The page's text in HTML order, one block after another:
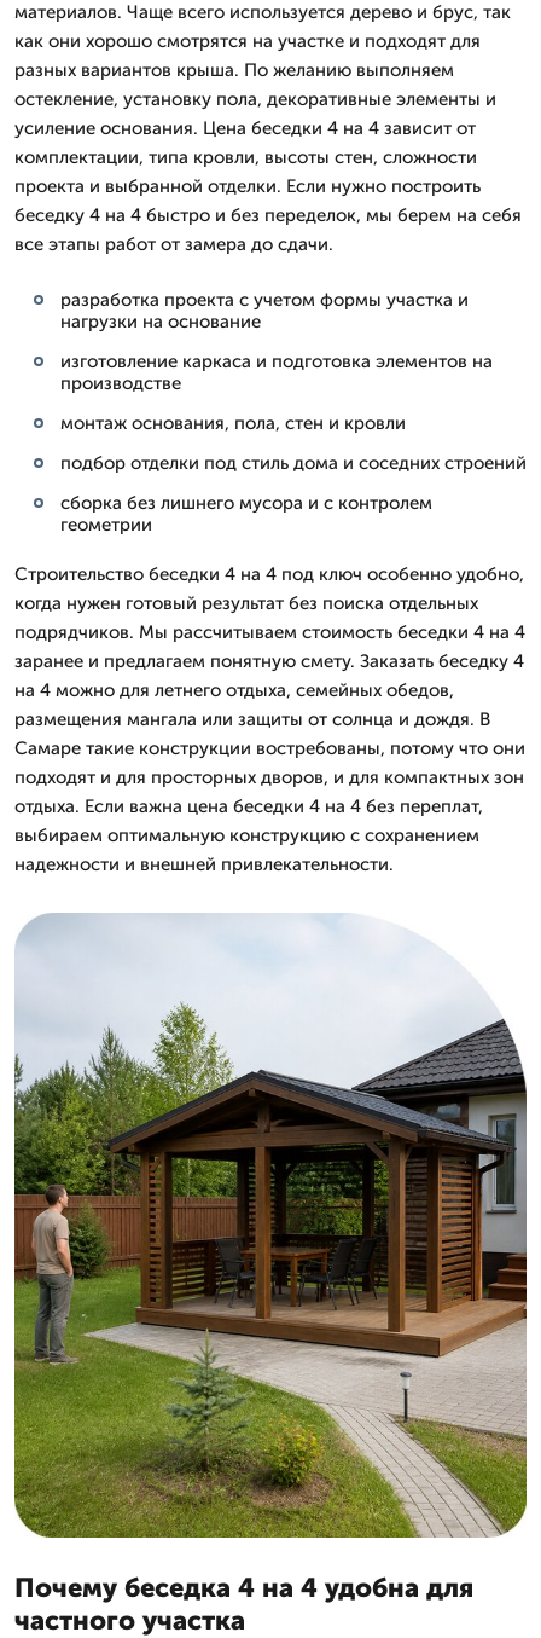
материалов. Чаще всего используется дерево и брус, так
как они хорошо смотрятся на участке и подходят для
разных вариантов крыша. По желанию выполняем
остекление, установку пола, декоративные элементы и
усиление основания. Цена беседки 4 на 4 зависит от
комплектации, типа кровли, высоты стен, сложности
проекта и выбранной отделки. Если нужно построить
беседку 4 на 4 быстро и без переделок, мы берем на себя
все этапы работ от замера до сдачи.
разработка проекта с учетом формы участка и
нагрузки на основание
изготовление каркаса и подготовка элементов на
производстве
монтаж основания, пола, стен и кровли
подбор отделки под стиль дома и соседних строений
сборка без лишнего мусора и с контролем
геометрии
Строительство беседки 4 на 4 под ключ особенно удобно,
когда нужен готовый результат без поиска отдельных
подрядчиков. Мы рассчитываем стоимость беседки 4 на 4
заранее и предлагаем понятную смету. Заказать беседку 4
на 4 можно для летнего отдыха, семейных обедов,
размещения мангала или защиты от солнца и дождя. В
Самаре такие конструкции востребованы, потому что они
подходят и для просторных дворов, и для компактных зон
отдыха. Если важна цена беседки 4 на 4 без переплат,
выбираем оптимальную конструкцию с сохранением
надежности и внешней привлекательности.
Почему беседка 4 на 4 удобна для
частного участка